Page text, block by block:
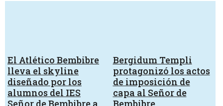
El Atlético Bembibre
lleva el skyline
diseñado por los
alumnos del IES
Señor de Bembibre a
Bergidum Templi
protagonizó los actos
de imposición de
capa al Señor de
Bembibre